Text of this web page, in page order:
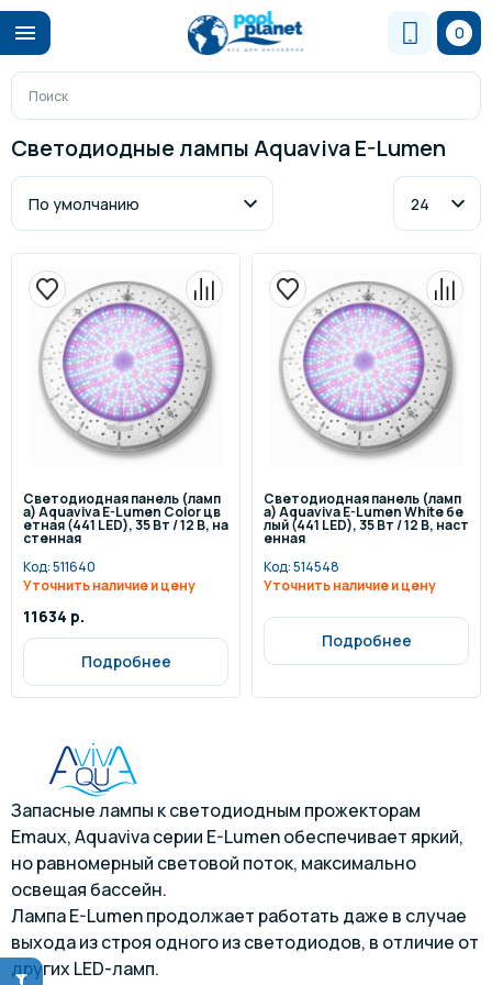
0
Светодиодные лампы Aquaviva E-Lumen
Светодиодная панель (ламп
а) Aquaviva E-Lumen Color цв
етная (441 LED), 35 Вт / 12 В, на
стенная
Код:511640
Уточнить наличие и цену
11634 р.
Подробнее
Светодиодная панель (ламп
а) Aquaviva E-Lumen White бе
лый (441 LED), 35 Вт / 12 В, наст
енная
Код:514548
Уточнить наличие и цену
Подробнее
Запасные лампы к светодиодным прожекторам
Emaux, Aquaviva серии E-Lumen обеспечивает яркий,
но равномерный световой поток, максимально
освещая бассейн.
Лампа E-Lumen продолжает работать даже в случае
выхода из строя одного из светодиодов, в отличие от
других LED-ламп.